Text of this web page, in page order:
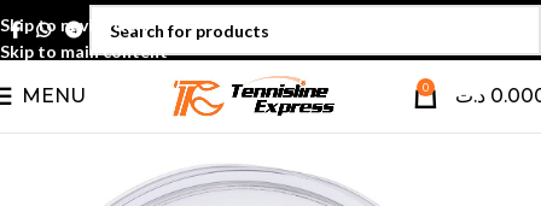
Skip to navigation
Skip to main content
MENU 0 د.ت